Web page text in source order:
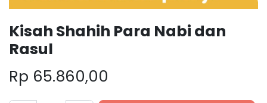
Kisah Shahih Para Nabi dan
Rasul
Rp 65.860,00